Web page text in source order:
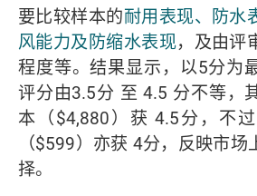
要比较样本的耐用表现、防水
风能力及防缩水表现，及由评
程度等。结果显示，以5分为
评分由3.5分 至 4.5 分不等，
本（$4,880）获 4.5分，不
（$599）亦获 4分，反映市
择。